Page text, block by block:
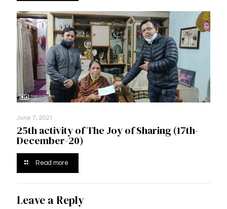
June 7, 2021
25th activity of The Joy of Sharing (17th-
December-20)
Read more
Leave a Reply